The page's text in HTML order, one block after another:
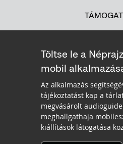
Töltse le a
mobil
Az alkalmazás
tájékoztatást kap a
megvásárolt
meghallgathaja
kiállítások látogatása